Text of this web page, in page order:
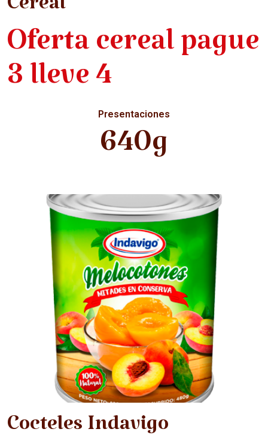
Cereal
Oferta cereal pague
3 lleve 4
Presentaciones
640g
Cocteles Indavigo